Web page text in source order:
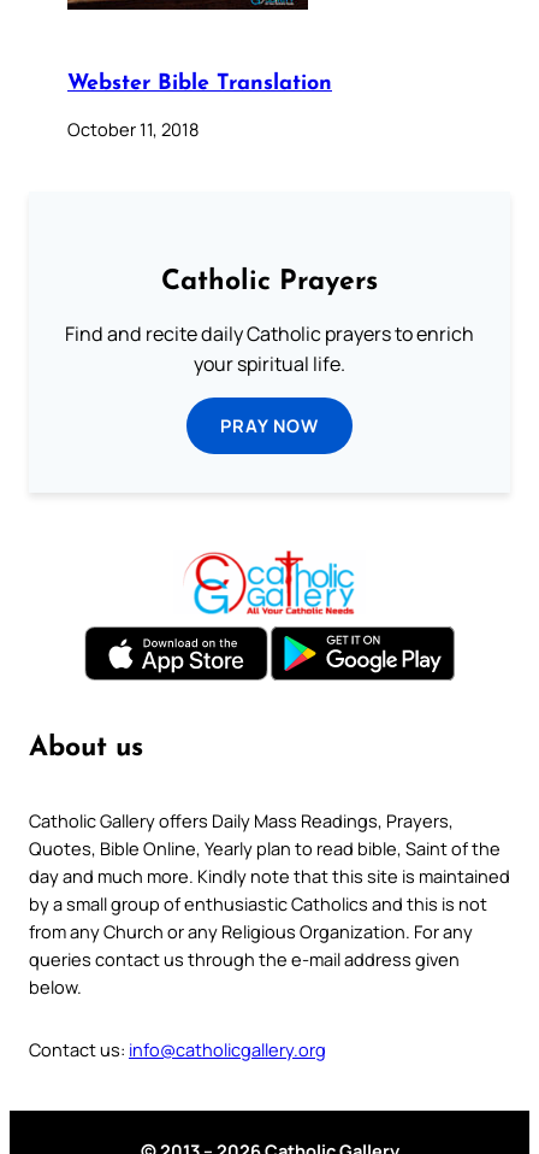
Webster Bible Translation
October 11, 2018
Catholic Prayers
Find and recite daily Catholic prayers to enrich
your spiritual life.
PRAY NOW
About us
Catholic Gallery offers Daily Mass Readings, Prayers,
Quotes, Bible Online, Yearly plan to read bible, Saint of the
day and much more. Kindly note that this site is maintained
by a small group of enthusiastic Catholics and this is not
from any Church or any Religious Organization. For any
queries contact us through the e-mail address given
below.
Contact us: info@catholicgallery.org